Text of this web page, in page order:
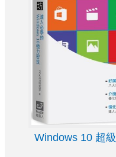
Windows 10 超